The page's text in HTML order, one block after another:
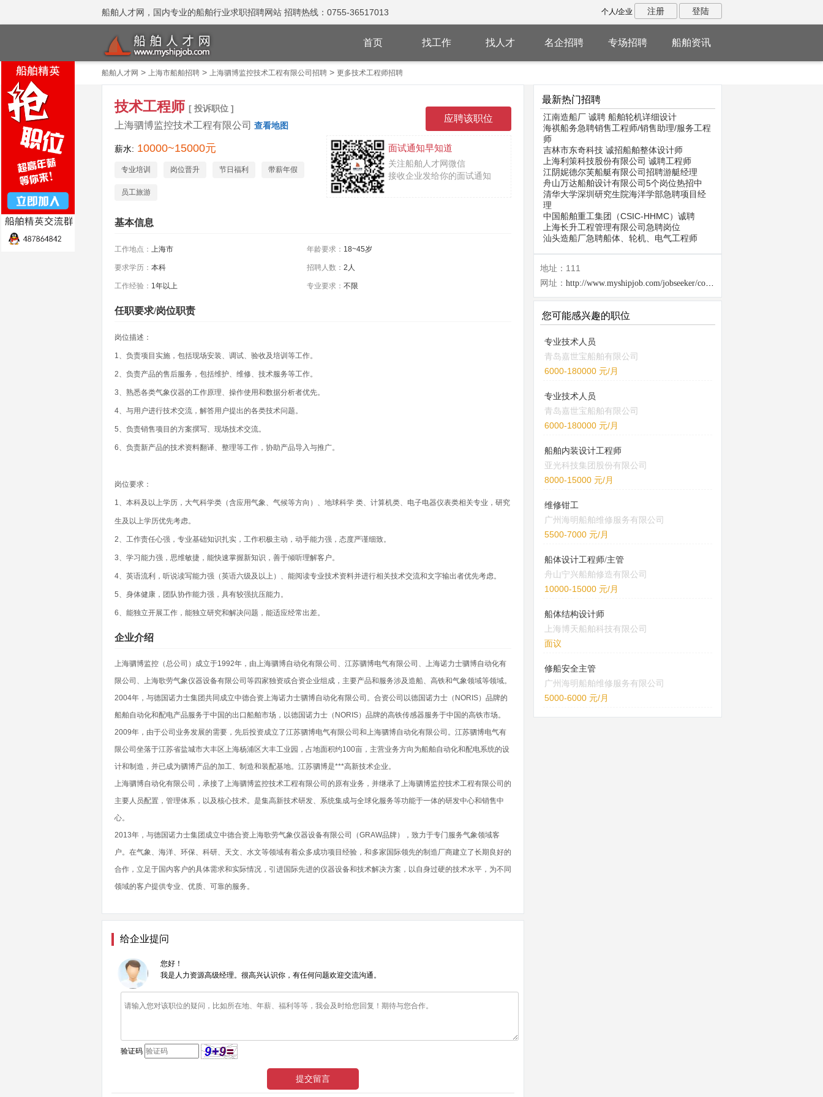
船舶人才网，国内专业的船舶行业求职招聘网站 招聘热线：0755-36517013 个人/企业 注册 登陆
首页 找工作 找人才 名企招聘 专场招聘 船舶资讯
船舶人才网 > 上海市船舶招聘> 上海驷博监控技术工程有限公司招聘> 更多技术工程师招聘
技术工程师 [ 投诉职位 ]
上海驷博监控技术工程有限公司 查看地图
薪水: 10000~15000元 面试通知早知道
关注船舶人才网微信
接收企业发给你的面试通知
专业培训 岗位晋升 节日福利 带薪年假
员工旅游
基本信息
工作地点： 上海市 年龄要求： 18~45岁
要求学历： 本科 招聘人数： 2人
工作经验： 1年以上 专业要求： 不限
任职要求/岗位职责
岗位描述：
1、负责项目实施，包括现场安装、调试、验收及培训等工作。
2、负责产品的售后服务，包括维护、维修、技术服务等工作。
3、熟悉各类气象仪器的工作原理、操作使用和数据分析者优先。
4、与用户进行技术交流，解答用户提出的各类技术问题。
5、负责销售项目的方案撰写、现场技术交流。
6、负责新产品的技术资料翻译、整理等工作，协助产品导入与推广。
岗位要求：
1、本科及以上学历，大气科学类（含应用气象、气候等方向）、地球科学 类、计算机类、电子电器仪表类相关专业，研究
生及以上学历优先考虑。
2、工作责任心强，专业基础知识扎实，工作积极主动，动手能力强，态度严谨细致。
3、学习能力强，思维敏捷，能快速掌握新知识，善于倾听理解客户。
4、英语流利，听说读写能力强（英语六级及以上）、能阅读专业技术资料并进行相关技术交流和文字输出者优先考虑。
5、身体健康，团队协作能力强，具有较强抗压能力。
6、能独立开展工作，能独立研究和解决问题，能适应经常出差。
企业介绍
上海驷博监控（总公司）成立于1992年，由上海驷博自动化有限公司、江苏驷博电气有限公司、上海诺力士驷博自动化有
限公司、上海歌劳气象仪器设备有限公司等四家独资或合资企业组成，主要产品和服务涉及造船、高铁和气象领域等领域。
2004年，与德国诺力士集团共同成立中德合资上海诺力士驷博自动化有限公司。合资公司以德国诺力士（NORIS）品牌的
船舶自动化和配电产品服务于中国的出口船舶市场，以德国诺力士（NORIS）品牌的高铁传感器服务于中国的高铁市场。
2009年，由于公司业务发展的需要，先后投资成立了江苏驷博电气有限公司和上海驷博自动化有限公司。江苏驷博电气有
限公司坐落于江苏省盐城市大丰区上海杨浦区大丰工业园，占地面积约100亩，主营业务方向为船舶自动化和配电系统的设
计和制造，并已成为驷博产品的加工、制造和装配基地。江苏驷博是***高新技术企业。
上海驷博自动化有限公司，承接了上海驷博监控技术工程有限公司的原有业务，并继承了上海驷博监控技术工程有限公司的
主要人员配置，管理体系，以及核心技术。是集高新技术研发、系统集成与全球化服务等功能于一体的研发中心和销售中
心。
2013年，与德国诺力士集团成立中德合资上海歌劳气象仪器设备有限公司（GRAW品牌），致力于专门服务气象领域客
户。在气象、海洋、环保、科研、天文、水文等领域有着众多成功项目经验，和多家国际领先的制造厂商建立了长期良好的
合作，立足于国内客户的具体需求和实际情况，引进国际先进的仪器设备和技术解决方案，以自身过硬的技术水平，为不同
领域的客户提供专业、优质、可靠的服务。
给企业提问
您好！
我是人力资源高级经理。很高兴认识你，有任何问题欢迎交流沟通。
验证码
最新热门招聘
江南造船厂 诚聘 船舶轮机详细设计
海祺船务急聘销售工程师/销售助理/服务工程
师
吉林市东奇科技 诚招船舶整体设计师
上海利策科技股份有限公司 诚聘工程师
江阴妮德尔芙船艇有限公司招聘游艇经理
舟山万达船舶设计有限公司5个岗位热招中
清华大学深圳研究生院海洋学部急聘项目经
理
中国船舶重工集团（CSIC-HHMC）诚聘
上海长升工程管理有限公司急聘岗位
汕头造船厂急聘船体、轮机、电气工程师
地址：111
网址： http://www.myshipjob.com/jobseeker/company/28558.html
您可能感兴趣的职位
专业技术人员
青岛嘉世宝船舶有限公司
6000-180000 元/月
专业技术人员
青岛嘉世宝船舶有限公司
6000-180000 元/月
船舶内装设计工程师
亚光科技集团股份有限公司
8000-15000 元/月
维修钳工
广州海明船舶维修服务有限公司
5500-7000 元/月
船体设计工程师/主管
舟山宁兴船舶修造有限公司
10000-15000 元/月
船体结构设计师
上海博天船舶科技有限公司
面议
修船安全主管
广州海明船舶维修服务有限公司
5000-6000 元/月